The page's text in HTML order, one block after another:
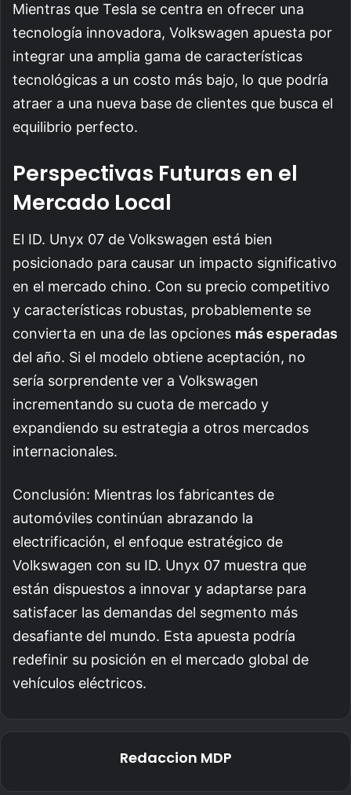
Mientras que Tesla se centra en ofrecer una
tecnología innovadora, Volkswagen apuesta por
integrar una amplia gama de características
tecnológicas a un costo más bajo, lo que podría
atraer a una nueva base de clientes que busca el
equilibrio perfecto.
Perspectivas Futuras en el
Mercado Local
El ID. Unyx 07 de Volkswagen está bien
posicionado para causar un impacto significativo
en el mercado chino. Con su precio competitivo
y características robustas, probablemente se
convierta en una de las opciones más esperadas
del año. Si el modelo obtiene aceptación, no
sería sorprendente ver a Volkswagen
incrementando su cuota de mercado y
expandiendo su estrategia a otros mercados
internacionales.
Conclusión: Mientras los fabricantes de
automóviles continúan abrazando la
electrificación, el enfoque estratégico de
Volkswagen con su ID. Unyx 07 muestra que
están dispuestos a innovar y adaptarse para
satisfacer las demandas del segmento más
desafiante del mundo. Esta apuesta podría
redefinir su posición en el mercado global de
vehículos eléctricos.
Redaccion MDP